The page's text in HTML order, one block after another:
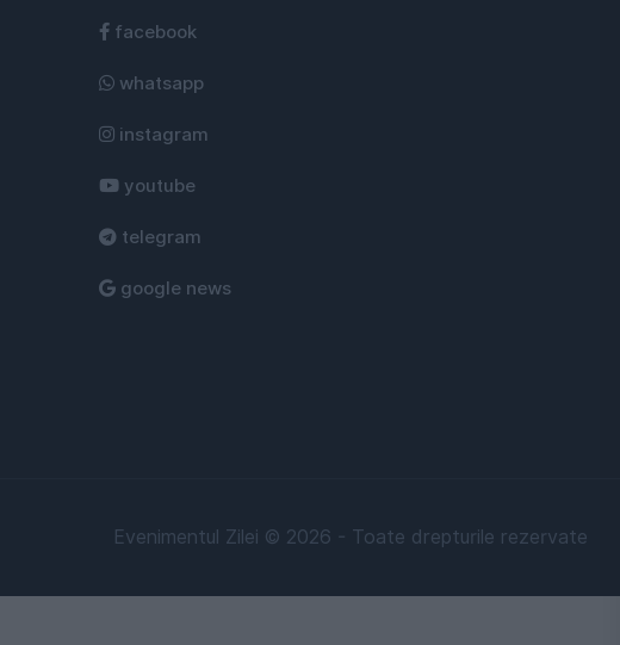
facebook
whatsapp
instagram
youtube
telegram
google news
Evenimentul Zilei © 2026 - Toate drepturile rezervate